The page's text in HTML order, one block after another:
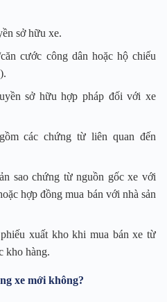
sở hữu xe.
cước công dân hoặc hộ chiếu
sở hữu hợp pháp đối với xe
các chứng từ liên quan đến
sao chứng từ nguồn gốc xe với
hợp đồng mua bán với nhà sản
xuất kho khi mua bán xe từ
kho hàng.
xe mới không?